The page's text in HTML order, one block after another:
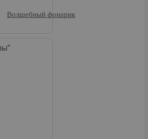
Волшебный фонарик